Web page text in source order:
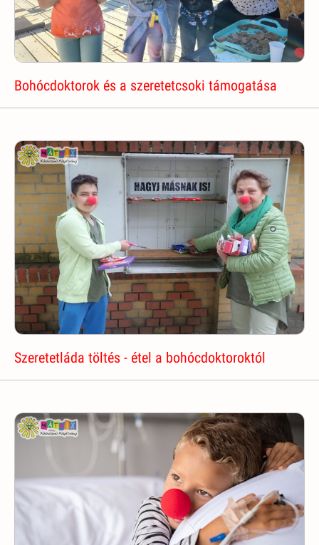
Bohócdoktorok és a szeretetcsoki támogatása
Szeretetláda töltés - étel a bohócdoktoroktól